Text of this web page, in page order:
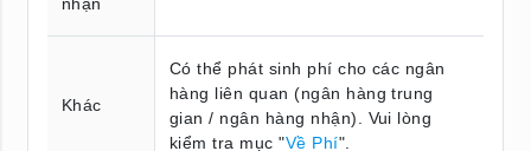
Khác
Có thể phát sinh phí cho các ngân
hàng liên quan (ngân hàng trung
gian / ngân hàng nhận). Vui lòng
kiểm tra mục "Về Phí".